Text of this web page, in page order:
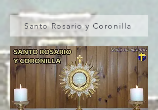
Santo Rosario y Coronilla